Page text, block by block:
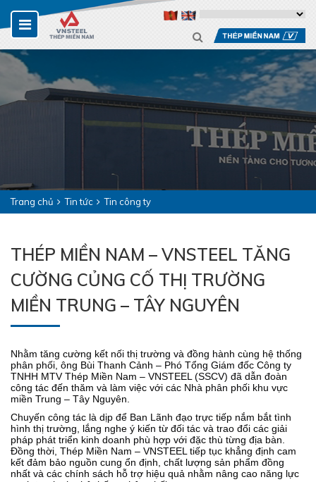
Trang chủ Tin tức Tin công ty
THÉP MIỀN NAM – VNSTEEL TĂNG
CƯỜNG CỦNG CỐ THỊ TRƯỜNG
MIỀN TRUNG – TÂY NGUYÊN
Nhằm tăng cường kết nối thị trường và đồng hành cùng hệ thống
phân phối, ông Bùi Thanh Cảnh – Phó Tổng Giám đốc Công ty
TNHH MTV Thép Miền Nam – VNSTEEL (SSCV) đã dẫn đoàn
công tác đến thăm và làm việc với các Nhà phân phối khu vực
miền Trung – Tây Nguyên.
Chuyến công tác là dịp để Ban Lãnh đạo trực tiếp nắm bắt tình
hình thị trường, lắng nghe ý kiến từ đối tác và trao đổi các giải
pháp phát triển kinh doanh phù hợp với đặc thù từng địa bàn.
Đồng thời, Thép Miền Nam – VNSTEEL tiếp tục khẳng định cam
kết đảm bảo nguồn cung ổn định, chất lượng sản phẩm đồng
nhất và các chính sách hỗ trợ hiệu quả nhằm nâng cao năng lực